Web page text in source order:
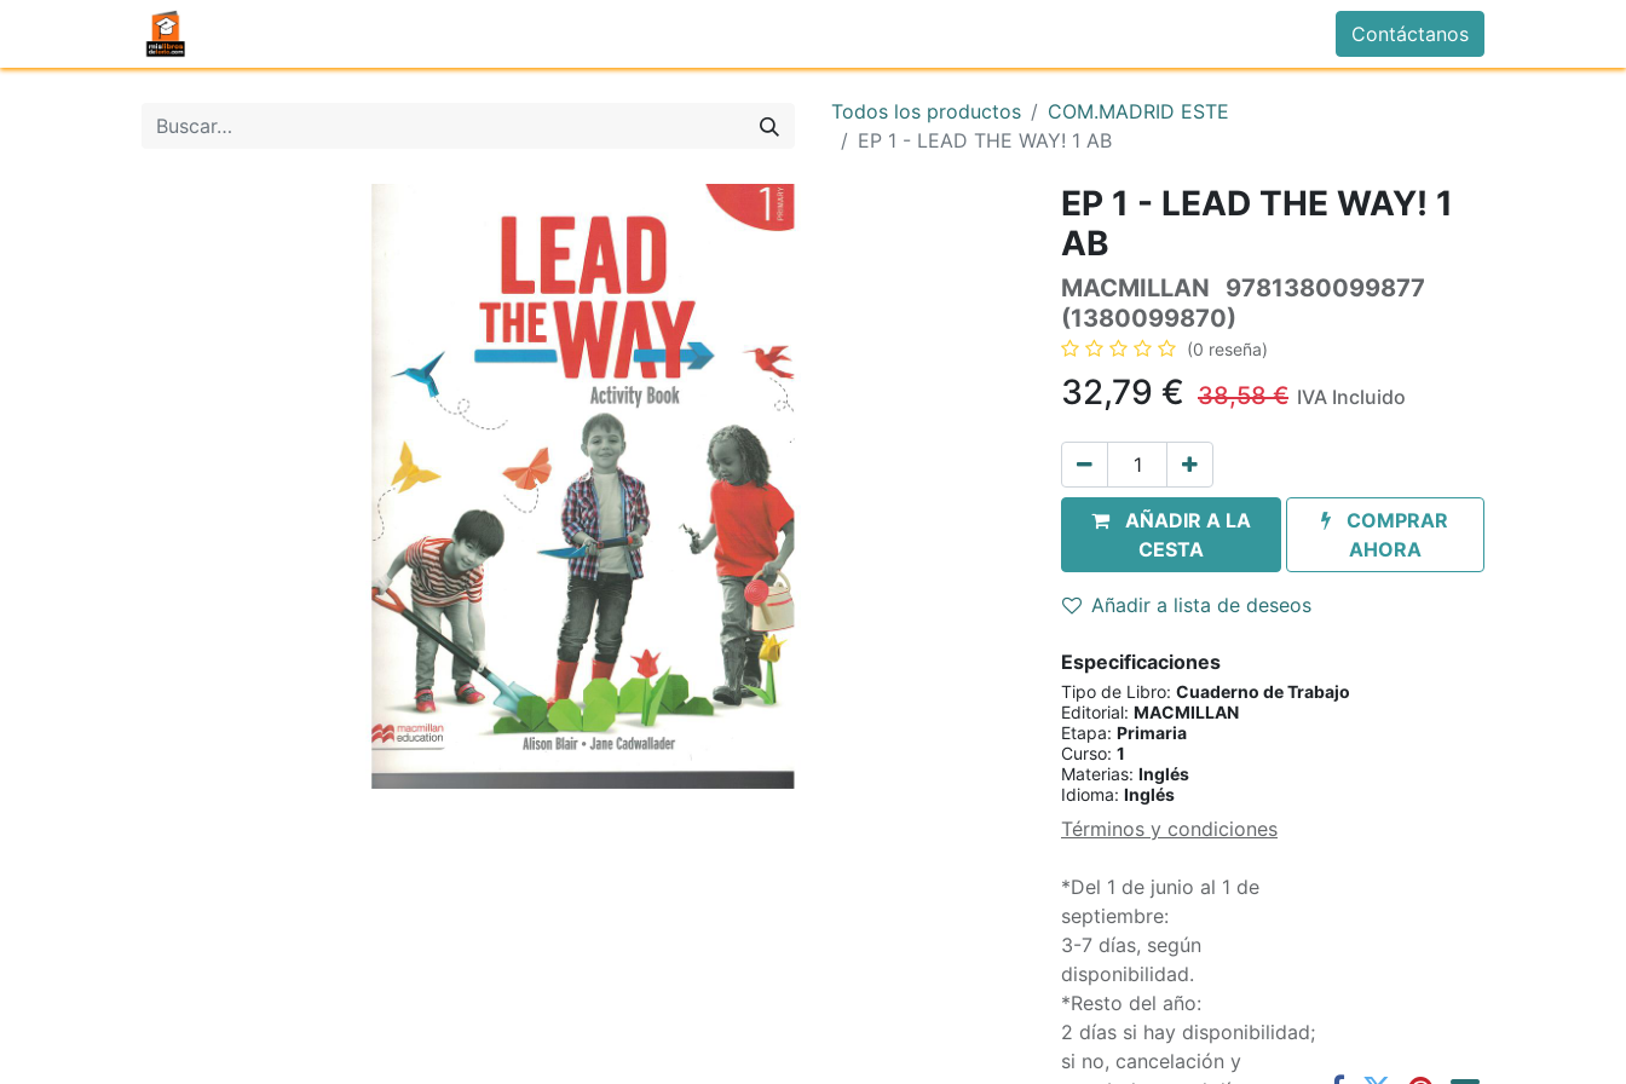
Contáctanos
Todos los productos
COM.MADRID ESTE
EP 1 - LEAD THE WAY! 1 AB
EP 1 - LEAD THE WAY! 1
AB
MACMILLAN
9781380099877
(1380099870)
(0 reseña)
32,79 € 38,58€ IVA Incluido
AÑADIR A LA
CESTA
COMPRAR
AHORA
Añadir a lista de deseos
Especificaciones
Tipo de Libro: Cuaderno de Trabajo
Editorial: MACMILLAN
Etapa: Primaria
Curso: 1
Materias: Inglés
Idioma: Inglés
Términos y condiciones
*Del 1 de junio al 1 de
septiembre:
3-7 días, según
disponibilidad.
*Resto del año:
2 días si hay disponibilidad;
si no, cancelación y